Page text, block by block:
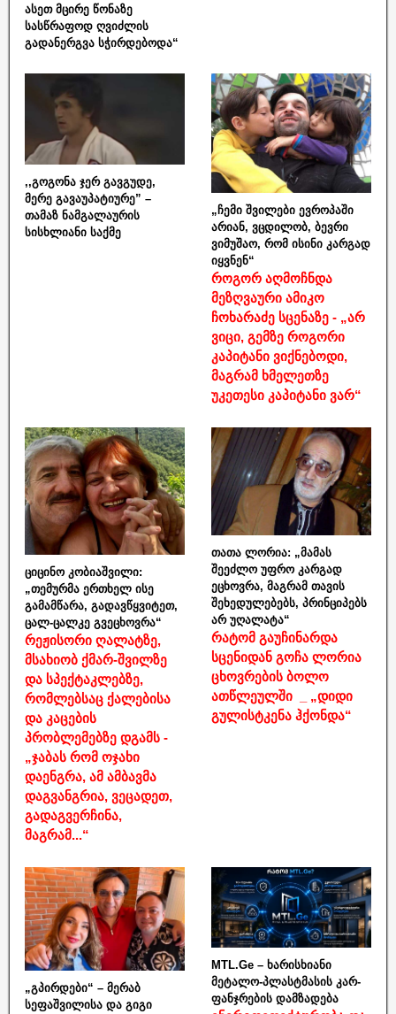
ასეთ მცირე წონაზე
სასწრაფოდ ღვიძლის
გადანერგვა სჭირდებოდა“
,,გოგონა ჯერ გავგუდე,
მერე გავაუპატიურე” –
თამაზ ნამგალაურის
სისხლიანი საქმე
„ჩემი შვილები ევროპაში
არიან, ვცდილობ, ბევრი
ვიმუშაო, რომ ისინი კარგად
იყვნენ“
როგორ აღმოჩნდა
მეზღვაური ამიკო
ჩოხარაძე სცენაზე - „არ
ვიცი, გემზე როგორი
კაპიტანი ვიქნებოდი,
მაგრამ ხმელეთზე
უკეთესი კაპიტანი ვარ“
ციცინო კობიაშვილი:
„თემურმა ერთხელ ისე
გამამწარა, გადავწყვიტეთ,
ცალ-ცალკე გვეცხოვრა“
რეჟისორი ღალატზე,
მსახიობ ქმარ-შვილზე
და სპექტაკლებზე,
რომლებსაც ქალებისა
და კაცების
პრობლემებზე დგამს -
„ჯაბას რომ ოჯახი
დაენგრა, ამ ამბავმა
დაგვანგრია, ვეცადეთ,
გადაგვერჩინა,
მაგრამ...“
თათა ლორია: „მამას
შეეძლო უფრო კარგად
ეცხოვრა, მაგრამ თავის
შეხედულებებს, პრინციპებს
არ უღალატა“
რატომ გაუჩინარდა
სცენიდან გოჩა ლორია
ცხოვრების ბოლო
ათწლეულში _ „დიდი
გულისტკენა ჰქონდა“
„გპირდები“ – მერაბ
სეფაშვილისა და გიგი
MTL.Ge – ხარისხიანი
მეტალო-პლასტმასის კარ-
ფანჯრების დამზადება